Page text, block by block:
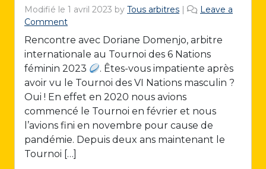
Modifié le 1 avril 2023 by Tous arbitres
Leave a
Comment
Rencontre avec Doriane Domenjo, arbitre
internationale au Tournoi des 6 Nations
féminin 2023
. Êtes-vous impatiente après
avoir vu le Tournoi des VI Nations masculin ?
Oui ! En effet en 2020 nous avions
commencé le Tournoi en février et nous
l’avions fini en novembre pour cause de
pandémie. Depuis deux ans maintenant le
Tournoi […]